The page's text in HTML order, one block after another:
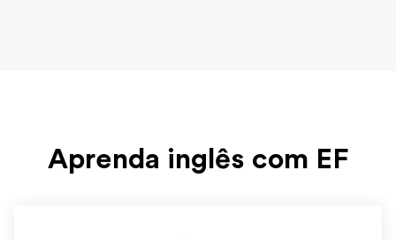
Aprenda inglês com EF